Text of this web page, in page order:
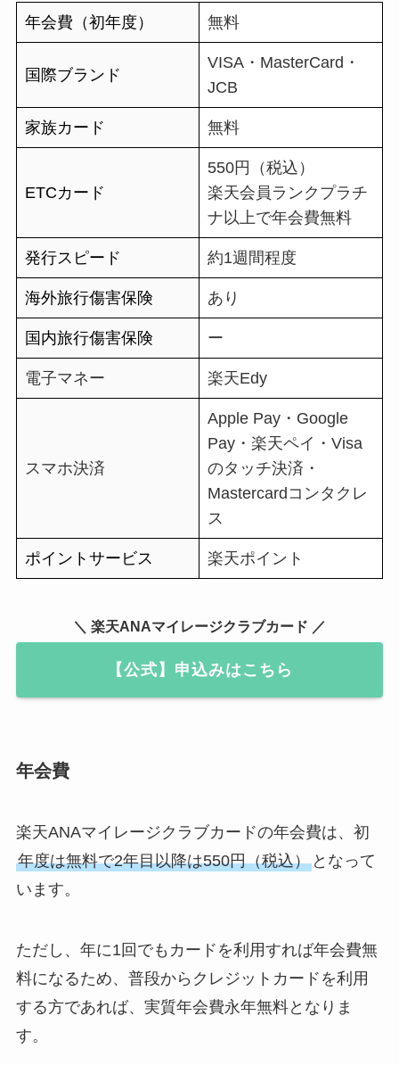
年会費（初年度） 無料
国際ブランド
VISA・MasterCard・
JCB
家族カード 無料
ETCカード
550円（税込）
楽天会員ランクプラチ
ナ以上で年会費無料
発行スピード 約1週間程度
海外旅行傷害保険 あり
国内旅行傷害保険 ー
電子マネー 楽天Edy
スマホ決済
Apple Pay・Google
Pay・楽天ペイ・Visa
のタッチ決済・
Mastercardコンタクレ
ス
ポイントサービス 楽天ポイント
＼ 楽天ANAマイレージクラブカード ／
【公式】申込みはこちら
年会費
楽天ANAマイレージクラブカードの年会費は、 初
年度は無料で2年目以降は550円（税込）となって
います。
ただし、年に1回でもカードを利用すれば年会費無
料になるため、普段からクレジットカードを利用
する方であれば、実質年会費永年無料となりま
す。